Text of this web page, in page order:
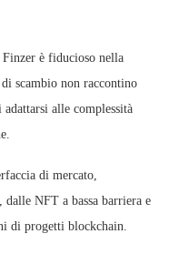
è fiducioso nella
scambio non raccontino
adattarsi alle complessità
di mercato,
dalle NFT a bassa barriera e
di progetti blockchain.